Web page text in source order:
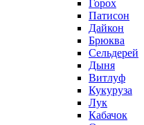
Горох
Патисон
Дайкон
Брюква
Сельдерей
Дыня
Витлуф
Кукуруза
Лук
Кабачок